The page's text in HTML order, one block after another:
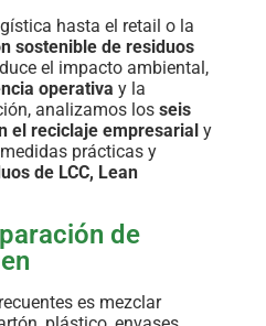
hasta el retail o la
sostenible de residuos
el impacto ambiental,
operativa y la
analizamos los seis
el reciclaje empresarial y
prácticas y
de LCC, Lean
de
es mezclar